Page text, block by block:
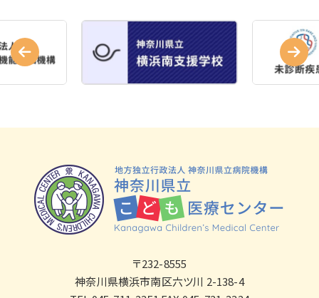
〒232-8555
神奈川県横浜市南区六ツ川 2-138-4